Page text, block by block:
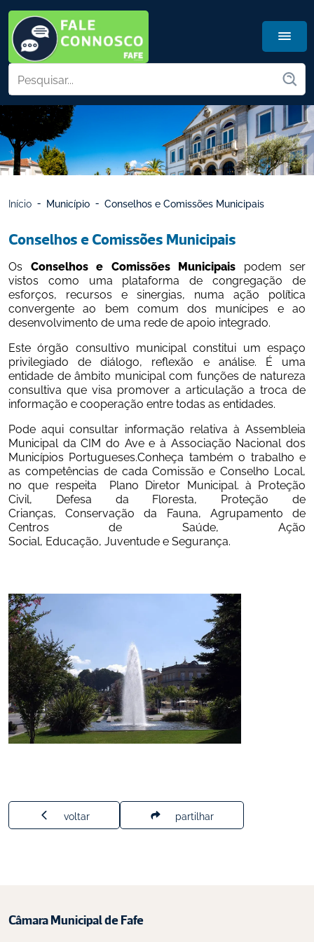
Início Município Conselhos e Comissões Municipais
Conselhos e Comissões Municipais
Os Conselhos e Comissões Municipais podem ser
vistos como uma plataforma de congregação de
esforços, recursos e sinergias, numa ação política
convergente ao bem comum dos munícipes e ao
desenvolvimento de uma rede de apoio integrado.
Este órgão consultivo municipal constitui um espaço
privilegiado de diálogo, reflexão e análise. É uma
entidade de âmbito municipal com funções de natureza
consultiva que visa promover a articulação a troca de
informação e cooperação entre todas as entidades.
Pode aqui consultar informação relativa à Assembleia
Municipal da CIM do Ave e à Associação Nacional dos
Municípios Portugueses.Conheça também o trabalho e
as competências de cada Comissão e Conselho Local,
no que respeita Plano Diretor Municipal. à Proteção
Civil, Defesa da Floresta, Proteção de
Crianças, Conservação da Fauna, Agrupamento de
Centros de Saúde, Ação
Social, Educação, Juventude e Segurança.
voltar partilhar
Câmara Municipal de Fafe